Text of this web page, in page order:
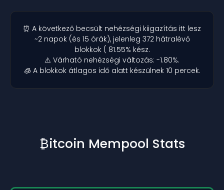
⏰ A következő becsült nehézségi kiigazítás itt lesz
~2 napok (és 15 órák), jelenleg 372 hátralévő
blokkok ( 81.55% kész.
⚠️ Várható nehézségi változás: -1.80%.
🧊 A blokkok átlagos idő alatt készülnek 10 percek.
₿itcoin Mempool Stats